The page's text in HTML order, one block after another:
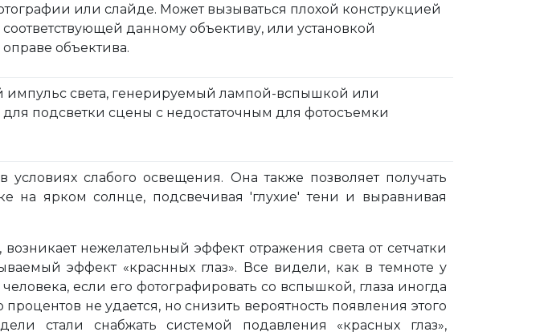
или слайде. Может вызываться плохой конструкцией
данному объективу, или установкой
объектива.
света, генерируемый лампой-вспышкой или
подсветки сцены с недостаточным для фотосъемки
условиях слабого освещения. Она также позволяет получать
на ярком солнце, подсвечивая 'глухие' тени и выравнивая
нежелательный эффект отражения света от сетчатки
эффект «краснных глаз». Все видели, как в темноте у
если его фотографировать со вспышкой, глаза иногда
процентов не удается, но снизить вероятность появления этого
стали снабжать системой подавления «красных глаз»,